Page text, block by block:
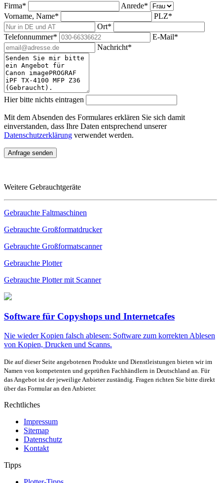
Firma*
Anrede*
Vorname, Name*
PLZ*
Ort*
Telefonnummer*
E-Mail*
Nachricht*
Hier bitte nichts eintragen
Mit dem Absenden des Formulares erklären Sie sich damit
einverstanden, dass Ihre Daten entsprechend unserer
Datenschutzerklärung verwendet werden.
Weitere Gebrauchtgeräte
Gebrauchte Faltmaschinen
Gebrauchte Großformatdrucker
Gebrauchte Großformatscanner
Gebrauchte Plotter
Gebrauchte Plotter mit Scanner
Software für Copyshops und Internetcafes
Nie wieder Kopien falsch ablesen: Software zum korrekten Ablesen
von Kopien, Drucken und Scanns.
Die auf dieser Seite angebotenen Produkte und Dienstleistungen bieten wir im
Namen von kompetenten und geprüften Fachhändlern in Deutschland an. Für
das Angebot ist der jeweilige Anbieter zuständig. Fragen richten Sie bitte direkt
über das Formular an den Anbieter.
Rechtliches
Impressum
Sitemap
Datenschutz
Kontakt
Tipps